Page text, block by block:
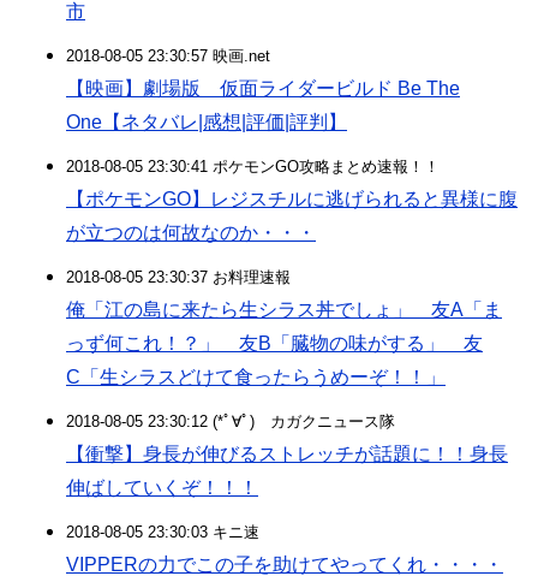
市
2018-08-05 23:30:57 映画.net
【映画】劇場版 仮面ライダービルド Be The
One【ネタバレ|感想|評価|評判】
2018-08-05 23:30:41 ポケモンGO攻略まとめ速報！！
【ポケモンGO】レジスチルに逃げられると異様に腹
が立つのは何故なのか・・・
2018-08-05 23:30:37 お料理速報
俺「江の島に来たら生シラス丼でしょ」 友A「ま
っず何これ！？」 友B「臓物の味がする」 友
C「生シラスどけて食ったらうめーぞ！！」
2018-08-05 23:30:12 (*ﾟ∀ﾟ)ゞカガクニュース隊
【衝撃】身長が伸びるストレッチが話題に！！身長
伸ばしていくぞ！！！
2018-08-05 23:30:03 キニ速
VIPPERの力でこの子を助けてやってくれ・・・・